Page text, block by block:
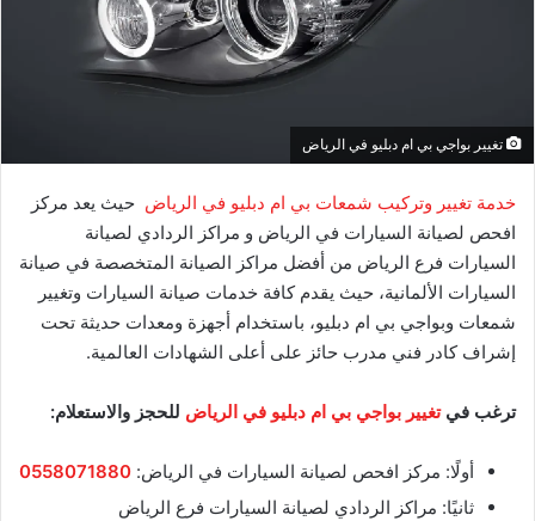
تغيير بواجي بي ام دبليو في الرياض
خدمة تغيير وتركيب شمعات بي ام دبليو في الرياض حيث يعد مركز
افحص لصيانة السيارات في الرياض و مراكز الردادي لصيانة
السيارات فرع الرياض من أفضل مراكز الصيانة المتخصصة في صيانة
السيارات الألمانية، حيث يقدم كافة خدمات صيانة السيارات وتغيير
شمعات وبواجي بي ام دبليو، باستخدام أجهزة ومعدات حديثة تحت
إشراف كادر فني مدرب حائز على أعلى الشهادات العالمية.
ترغب فيتغيير بواجي بي ام دبليو في الرياض للحجز والاستعلام:
أولًا: مركز افحص لصيانة السيارات في الرياض: 0558071880
ثانيًا: مراكز الردادي لصيانة السيارات فرع الرياض